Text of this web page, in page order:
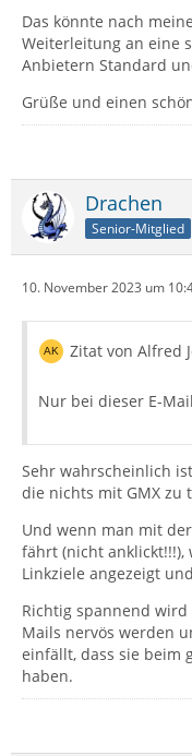
Das könnte nach
Weiterleitung an eine
Anbietern Standard
Grüße und einen
Drachen
Senior-Mitglied
10. November 2023 um
Zitat von Alfred
Nur bei dieser E-
Sehr wahrscheinlich
die nichts mit GMX zu
Und wenn man mit
fährt (nicht anklickt!!!),
Linkziele angezeigt
Richtig spannend
Mails nervös werden
einfällt, dass sie beim
haben.